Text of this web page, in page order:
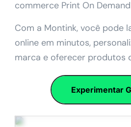
commerce Print On
Com a Montink, você pode
online em minutos,
marca e oferecer produtos
Experimentar